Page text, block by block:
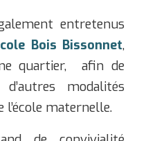
entretenus
Bois Bissonnet,
quartier, afin de
modalités
l’école maternelle.